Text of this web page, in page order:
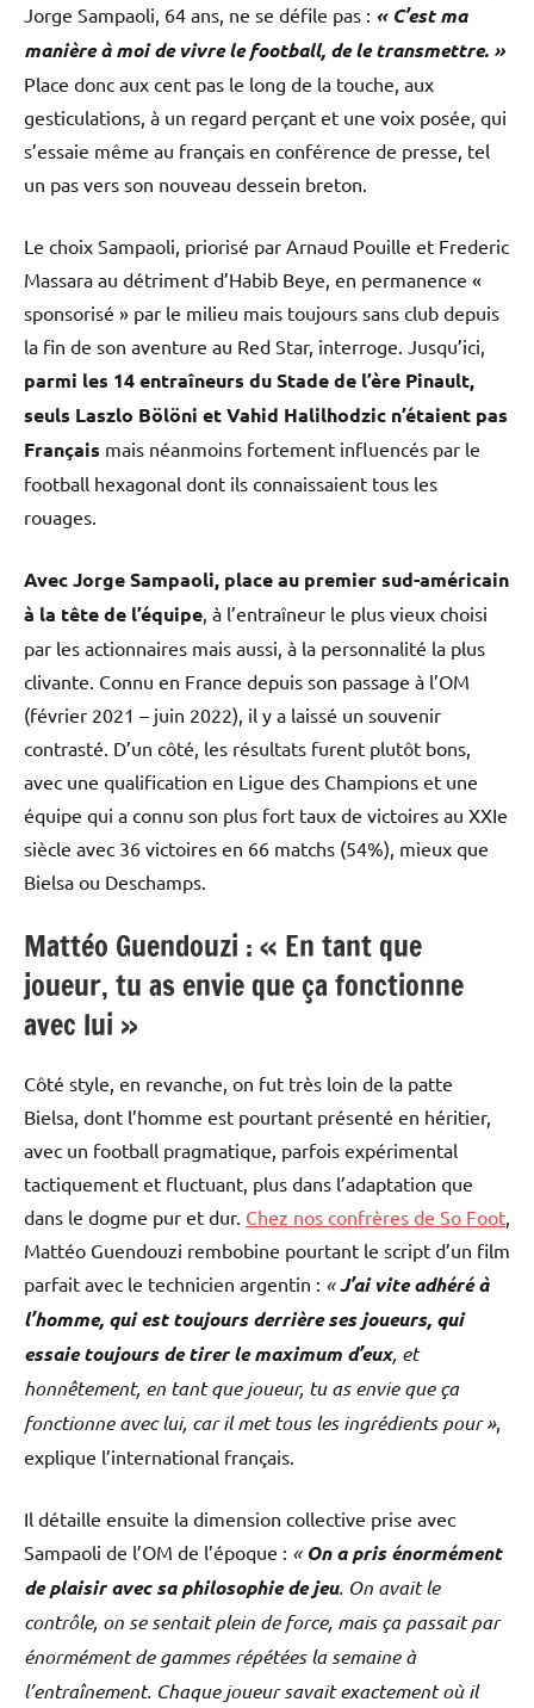
Jorge Sampaoli, 64 ans, ne se défile pas : « C’est ma
manière à moi de vivre le football, de le transmettre. »
Place donc aux cent pas le long de la touche, aux
gesticulations, à un regard perçant et une voix posée, qui
s’essaie même au français en conférence de presse, tel
un pas vers son nouveau dessein breton.
Le choix Sampaoli, priorisé par Arnaud Pouille et Frederic
Massara au détriment d’Habib Beye, en permanence «
sponsorisé » par le milieu mais toujours sans club depuis
la fin de son aventure au Red Star, interroge. Jusqu’ici,
parmi les 14 entraîneurs du Stade de l’ère Pinault,
seuls Laszlo Bölöni et Vahid Halilhodzic n’étaient pas
Français mais néanmoins fortement influencés par le
football hexagonal dont ils connaissaient tous les
rouages.
Avec Jorge Sampaoli, place au premier sud-américain
à la tête de l’équipe , à l’entraîneur le plus vieux choisi
par les actionnaires mais aussi, à la personnalité la plus
clivante. Connu en France depuis son passage à l’OM
(février 2021 – juin 2022), il y a laissé un souvenir
contrasté. D’un côté, les résultats furent plutôt bons,
avec une qualification en Ligue des Champions et une
équipe qui a connu son plus fort taux de victoires au XXIe
siècle avec 36 victoires en 66 matchs (54%), mieux que
Bielsa ou Deschamps.
Mattéo Guendouzi : « En tant que
joueur, tu as envie que ça fonctionne
avec lui »
Côté style, en revanche, on fut très loin de la patte
Bielsa, dont l’homme est pourtant présenté en héritier,
avec un football pragmatique, parfois expérimental
tactiquement et fluctuant, plus dans l’adaptation que
dans le dogme pur et dur. Chez nos confrères de So Foot
Mattéo Guendouzi rembobine pourtant le script d’un film
parfait avec le technicien argentin : «J’ai vite adhéré à
l’homme, qui est toujours derrière ses joueurs, qui
essaie toujours de tirer le maximum d’eux, et
honnêtement, en tant que joueur, tu as envie que ça
fonctionne avec lui, car il met tous les ingrédients pour »,
explique l’international français.
Il détaille ensuite la dimension collective prise avec
Sampaoli de l’OM de l’époque : « On a pris énormément
de plaisir avec sa philosophie de jeu. On avait le
contrôle, on se sentait plein de force, mais ça passait par
énormément de gammes répétées la semaine à
l’entraînement. Chaque joueur savait exactement où il